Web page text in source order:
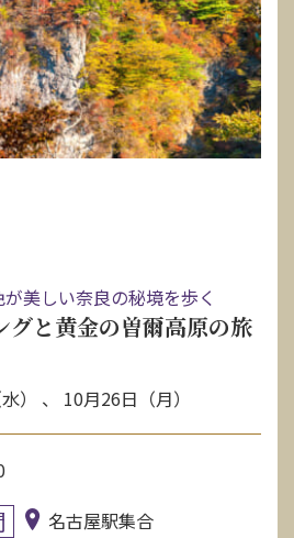
美しい奈良の秘境を歩く
グと黄金の曽爾高原の旅
） 、 10月26日（月）
名古屋駅集合